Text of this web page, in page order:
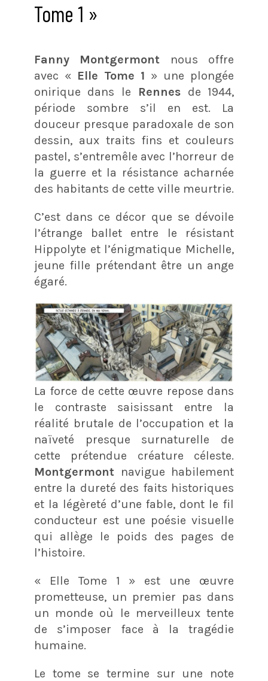
Tome 1 »
Fanny Montgermont nous offre
avec « Elle Tome 1 » une plongée
onirique dans le Rennes de 1944,
période sombre s’il en est. La
douceur presque paradoxale de son
dessin, aux traits fins et couleurs
pastel, s’entremêle avec l’horreur de
la guerre et la résistance acharnée
des habitants de cette ville meurtrie.
C’est dans ce décor que se dévoile
l’étrange ballet entre le résistant
Hippolyte et l’énigmatique Michelle,
jeune fille prétendant être un ange
égaré.
La force de cette œuvre repose dans
le contraste saisissant entre la
réalité brutale de l’occupation et la
naïveté presque surnaturelle de
cette prétendue créature céleste.
Montgermont navigue habilement
entre la dureté des faits historiques
et la légèreté d’une fable, dont le fil
conducteur est une poésie visuelle
qui allège le poids des pages de
l’histoire.
« Elle Tome 1 » est une œuvre
prometteuse, un premier pas dans
un monde où le merveilleux tente
de s’imposer face à la tragédie
humaine.
Le tome se termine sur une note